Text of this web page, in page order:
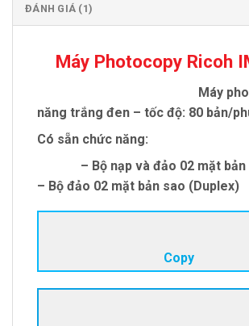
ĐÁNH GIÁ (1)
Máy Photocopy Ricoh
Máy
năng trắng đen – tốc độ: 80 bản/
Có sẵn chức năng:
– Bộ nạp và đảo 02 mặt
– Bộ đảo 02 mặt bản sao (Duplex)
Copy